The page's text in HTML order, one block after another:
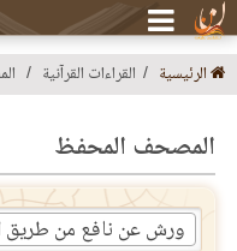
الرئيسية القراءات القرآنية
المصحف المحفظ
ورش عن نافع من طريق